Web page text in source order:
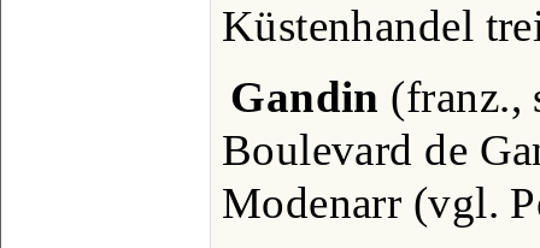
Küstenhandel
Gandin (franz.,
Boulevard de
Modenarr (vgl.